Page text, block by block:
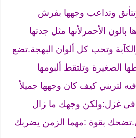
وتداعب وجهها بفرش
بالون الأحمرلأنها مثل جدتها
وتحب كل ألوان البهجة.تضع
الصغيرة وتلتقط ألبومها
لتريني كيف كان وجهها جميلأ
فى غزل:ولكن وجهك ما زال
بقوة :مهما الزمن يضربك